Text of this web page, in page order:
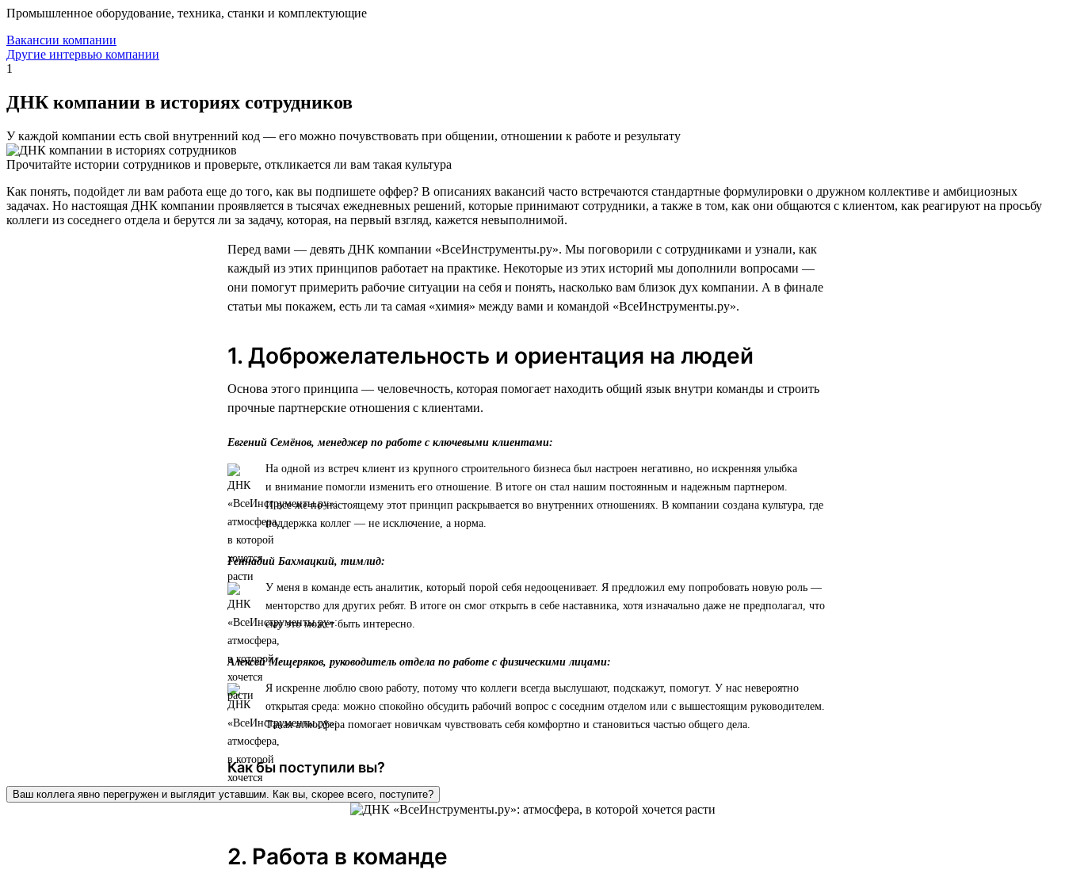
Промышленное оборудование, техника, станки и комплектующие
Вакансии компании
Другие интервью компании
1
ДНК компании в историях сотрудников
У каждой компании есть свой внутренний код — его можно почувствовать при общении, отношении к работе и результату
Прочитайте истории сотрудников и проверьте, откликается ли вам такая культура
Как понять, подойдет ли вам работа еще до того, как вы подпишете оффер? В описаниях вакансий часто встречаются стандартные формулировки о дружном коллективе и амбициозных
задачах. Но настоящая ДНК компании проявляется в тысячах ежедневных решений, которые принимают сотрудники, а также в том, как они общаются с клиентом, как реагируют на просьбу
коллеги из соседнего отдела и берутся ли за задачу, которая, на первый взгляд, кажется невыполнимой.
Перед вами — девять ДНК компании «ВсеИнструменты.ру». Мы поговорили с сотрудниками и узнали, как
каждый из этих принципов работает на практике. Некоторые из этих историй мы дополнили вопросами —
они помогут примерить рабочие ситуации на себя и понять, насколько вам близок дух компании. А в финале
статьи мы покажем, есть ли та самая «химия» между вами и командой «ВсеИнструменты.ру».
1. Доброжелательность и ориентация на людей
Основа этого принципа — человечность, которая помогает находить общий язык внутри команды и строить
прочные партнерские отношения с клиентами.
Евгений Семёнов, менеджер по работе с ключевыми клиентами:
На одной из встреч клиент из крупного строительного бизнеса был настроен негативно, но искренняя улыбка
и внимание помогли изменить его отношение. В итоге он стал нашим постоянным и надежным партнером.
И все же по-настоящему этот принцип раскрывается во внутренних отношениях. В компании создана культура, где
поддержка коллег — не исключение, а норма.
Геннадий Бахмацкий, тимлид:
У меня в команде есть аналитик, который порой себя недооценивает. Я предложил ему попробовать новую роль —
менторство для других ребят. В итоге он смог открыть в себе наставника, хотя изначально даже не предполагал, что
ему это может быть интересно.
Алексей Мещеряков, руководитель отдела по работе с физическими лицами:
Я искренне люблю свою работу, потому что коллеги всегда выслушают, подскажут, помогут. У нас невероятно
открытая среда: можно спокойно обсудить рабочий вопрос с соседним отделом или с вышестоящим руководителем.
Такая атмосфера помогает новичкам чувствовать себя комфортно и становиться частью общего дела.
Как бы поступили вы?
Ваш коллега явно перегружен и выглядит уставшим. Как вы, скорее всего, поступите?
2. Работа в команде